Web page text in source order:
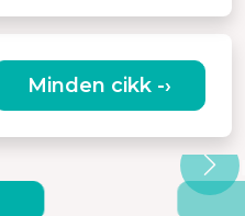
Minden cikk -›